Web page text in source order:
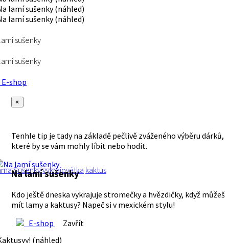
sušenky
sušenky
shop
×
Tenhle tip je tady na základě pečlivě zváženého výběru dárků,
které by se vám mohly líbit nebo hodit.
Sušenkyvykrajovátka kaktus
Na lamí sušenky
Kdo ještě dneska vykrajuje stromečky a hvězdičky, když můžeš
mít lamy a kaktusy? Napeč si v mexickém stylu!
E-shop
Zavřít